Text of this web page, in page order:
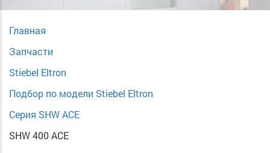
Главная
Запчасти
Stiebel Eltron
Подбор по модели Stiebel Eltron
Серия SHW ACE
SHW 400 ACE